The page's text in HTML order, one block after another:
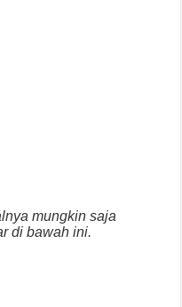
mungkin saja
di bawah ini.